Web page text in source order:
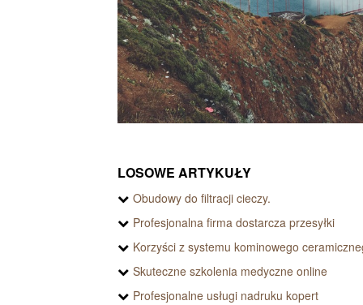
LOSOWE ARTYKUŁY
Obudowy do filtracji cieczy.
Profesjonalna firma dostarcza przesyłki
Korzyści z systemu kominowego
Skuteczne szkolenia medyczne online
Profesjonalne usługi nadruku kopert